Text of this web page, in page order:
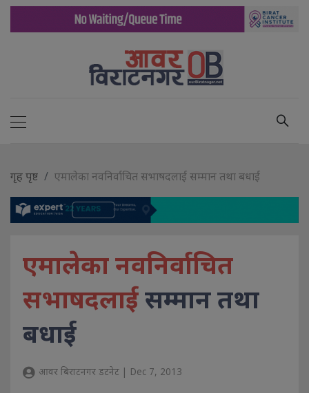
गृह पृष्ट एमालेका नवनिर्वाचित सभाषदलाई सम्मान तथा बधाई
एमालेका नवनिर्वाचित
सभाषदलाईसम्मान तथा
बधाई
आवर बिराटनगर डटनेट | Dec 7, 2013